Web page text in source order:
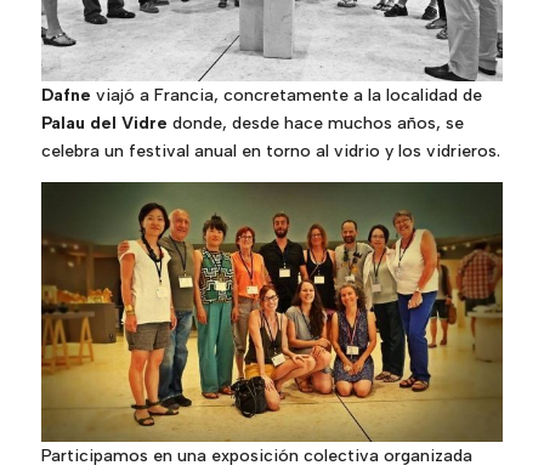
Dafne viajó a Francia, concretamente a la localidad de
Palau del Vidre donde, desde hace muchos años, se
celebra un festival anual en torno al vidrio y los vidrieros.
Participamos en una exposición colectiva organizada